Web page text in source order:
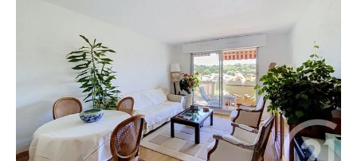
Ref : 890
Appartement T3 à vendre
518 000 €
(Appartement T3 traversant avec vue dégagée,
ascenseur et parking) CENTURY 21 Duprat &